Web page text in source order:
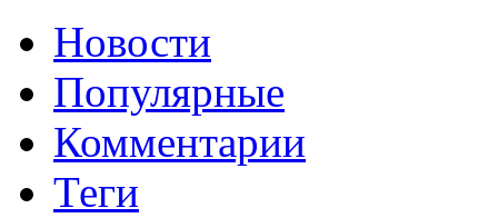
Новости
Популярные
Комментарии
Теги